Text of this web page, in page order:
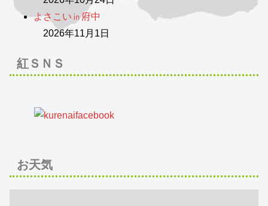
よさこい㏌府中
2026年11月1日
紅ＳＮＳ
お天気